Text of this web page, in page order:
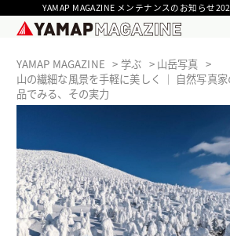
YAMAP MAGAZINE メンテナンスのお知らせ
YAMAP MAGAZINE 学ぶ
山岳写真
山の繊細な風景を手軽に美しく ｜ 自然写真
品でみる、その実力